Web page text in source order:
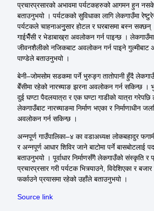
प्रचारप्रसारको अभावमा पर्यटकहरुको आगमन हुन
बताउनुभयो । पर्यटकको सुविधाका लागि लेकगाउँमा
पर्यटकले चाहनाअनुुसार होटल र घरबासमा बस्न सक्छन् ।
गाईभैँसी र भेडाबाख्रा अवलोकन गर्न पाइन्छ ।
जीवनशैलीको नजिकबाट अवलोकन गर्न पाइने गुल्मीबाट
पाण्डेले बताउनुभयो ।
बेनी–जोमसोम सडकमा पर्ने भुरुङ्ग तातोपानी हुँदै
बेँसीमा रहेको नारच्याङ झरना अवलोकन गर्न सकिन्छ ।
दुई घण्टा पैदलयात्रा र एक घण्टा गाडीको यात्रा
लेकगाउँबाट नारच्याङमा निर्माण भएका र निर्माणाधीन
अवलोकन गर्न सकिन्छ ।
अन्नपूर्ण गाउँपालिका–४ का वडाअध्यक्ष लोकबहादुर
र अन्नपूर्ण आधार शिविर जाने बाटोमा पर्ने बासबोटलाई
बताउनुभयो । पूर्वाधार निर्माणसँगै लेकगाउँको संस्कृति र
प्रचारप्रसार गरी पर्यटक भित्र्याउने, विदेशिएका र
फर्काउने प्रयासमा रहेको उहाँले बताउनुभयो ।
Source link